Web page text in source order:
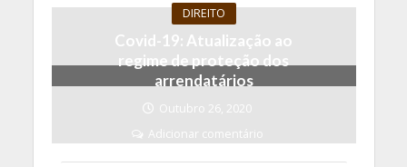
DIREITO
Covid-19: Atualização ao
regime de proteção dos
arrendatários
Outubro 26, 2020
Adicionar comentário